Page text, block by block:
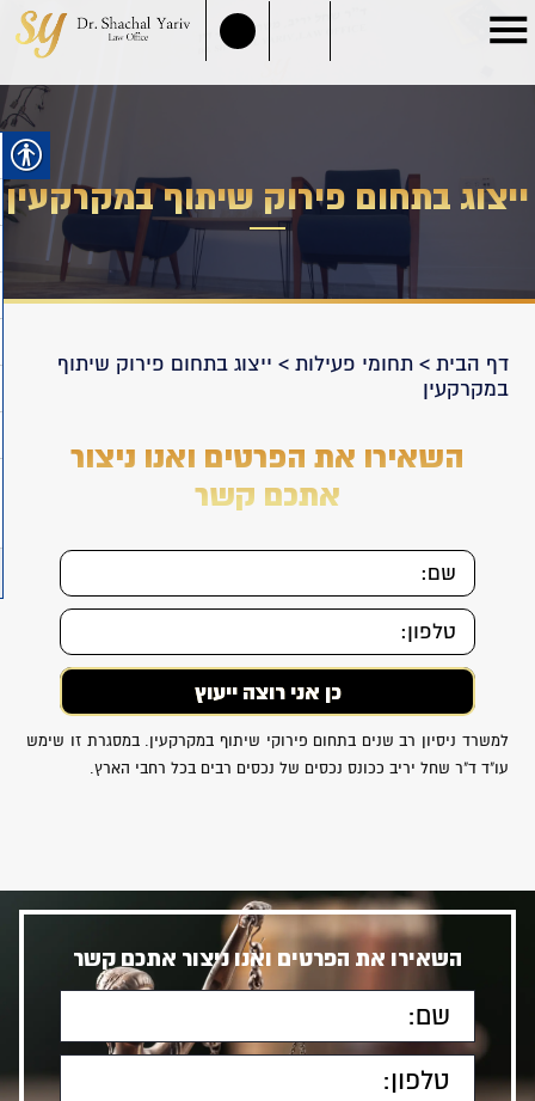
ייצוג בתחום פירוק שיתוף במקרקעין
דף הבית >תחומי פעילות > ייצוג בתחום פירוק שיתוף
במקרקעין
השאירו את הפרטים ואנו ניצור
אתכם קשר
למשרד ניסיון רב שנים בתחום פירוקי שיתוף במקרקעין. במסגרת זו שימש
עו"ד ד"ר שחל יריב ככונס נכסים של נכסים רבים בכל רחבי הארץ.
השאירו את הפרטים ואנו ניצור אתכם קשר